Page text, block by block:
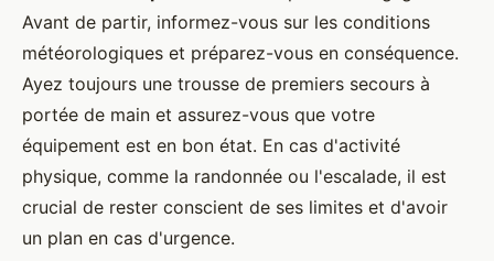
Avant de partir, informez-vous sur les conditions
météorologiques et préparez-vous en conséquence.
Ayez toujours une trousse de premiers secours à
portée de main et assurez-vous que votre
équipement est en bon état. En cas d'activité
physique, comme la randonnée ou l'escalade, il est
crucial de rester conscient de ses limites et d'avoir
un plan en cas d'urgence.